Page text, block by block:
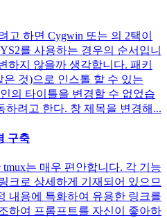
고 하면 Cygwin 또는 의 2택이
를 사용하는 경우의 순서입니
하지 않을까 생각합니다. 패키
은 것)으로 인스톨 할 수 있는
의 타이틀을 변경할 수 없었습
하려고 한다. 창 제목을 변경해...
구축
는 매우 편안합니다. 각 기능
크로 상세하게 기재되어 있으므
내용에 특화하여 유용한 링크를
하여 프롬프트를 자신이 좋아하